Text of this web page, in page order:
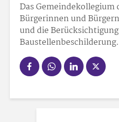
Das Gemeindekollegium
Bürgerinnen und
und die
Baustellenbeschilderung.